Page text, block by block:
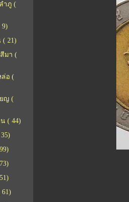
ำภู (
21)
มา (
ล่อ (
ญ (
( 44)